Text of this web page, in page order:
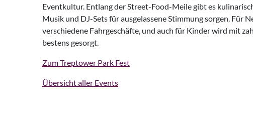
Eventkultur. Entlang der Street-Food-Meile gibt es
Musik und DJ-Sets für ausgelassene Stimmung sorgen. Für
verschiedene Fahrgeschäfte, und auch für Kinder wird mit
bestens gesorgt.
Zum Treptower Park Fest
Übersicht aller Events